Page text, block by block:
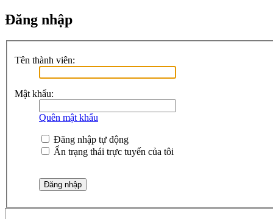
Đăng nhập
Tên thành viên:
Mật khẩu:
Quên mật khẩu
Đăng nhập tự động
Ẩn trạng thái trực tuyến của tôi